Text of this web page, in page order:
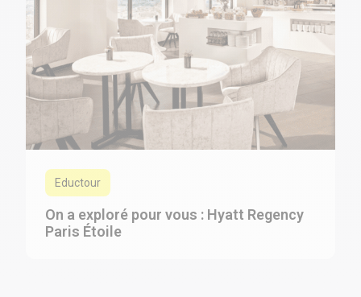
Eductour
On a exploré pour vous : Hyatt Regency
Paris Étoile